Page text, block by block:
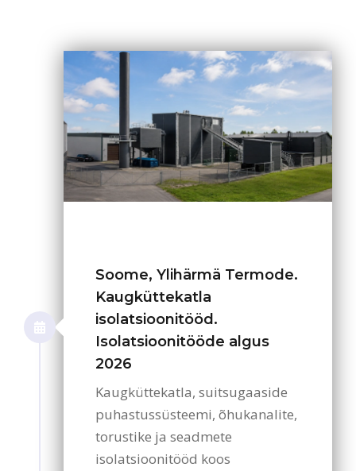
Soome, Ylihärmä Termode.
Kaugküttekatla
isolatsioonitööd.
Isolatsioonitööde algus
2026
Kaugküttekatla, suitsugaaside
puhastussüsteemi, õhukanalite,
torustike ja seadmete
isolatsioonitööd koos